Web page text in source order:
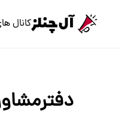
کانال